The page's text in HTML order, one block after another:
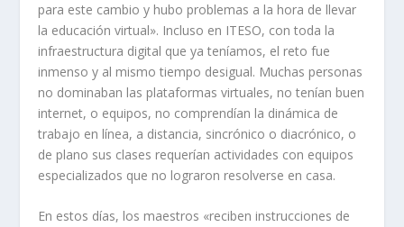
para este cambio y hubo problemas a la hora de llevar
la educación virtual». Incluso en ITESO, con toda la
infraestructura digital que ya teníamos, el reto fue
inmenso y al mismo tiempo desigual. Muchas personas
no dominaban las plataformas virtuales, no tenían buen
internet, o equipos, no comprendían la dinámica de
trabajo en línea, a distancia, sincrónico o diacrónico, o
de plano sus clases requerían actividades con equipos
especializados que no lograron resolverse en casa.
En estos días, los maestros «reciben instrucciones de